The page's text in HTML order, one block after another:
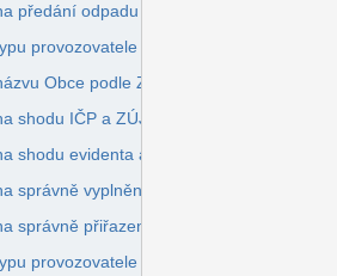
předání odpadu mimo IČZ nebo IČOB
provozovatele na Listu č. 3 a kódů
Obce podle ZÚJ
shodu IČP a ZÚJ
shodu evidenta a partnera kvůli stejnému
správně vyplněný list č. 5 (šrédr)
správně přiřazené IČZ, IČOB, IČS k IČO
provozovatele na listu č.3 (zařízení) a